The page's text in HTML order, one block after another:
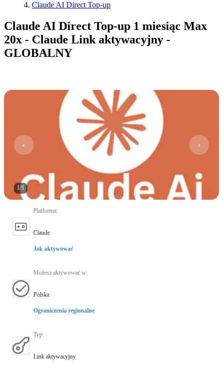
Claude AI Direct Top-up
Claude AI Direct Top-up 1 miesiąc Max
20x - Claude Link aktywacyjny -
GLOBALNY
1/1
Platforma:
Claude
Jak aktywować
Możesz aktywować w:
Polska
Ograniczenia regionalne
Typ:
Link aktywacyjny